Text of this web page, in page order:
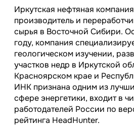
Иркутская нефтяная
производитель и
сырья в Восточной Сибири.
году, компания
геологическом изучении,
участков недр в Иркутской
Красноярском крае и
ИНК признана одним из
сфере энергетики, входит в
работодателей России по
рейтинга HeadHunter.